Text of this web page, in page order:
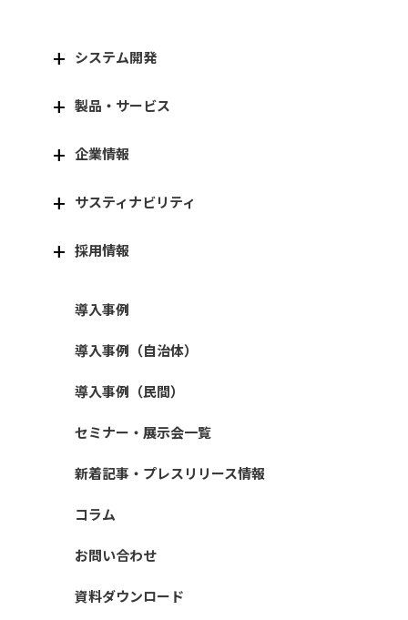
システム開発
製品・サービス
企業情報
サスティナビリティ
採用情報
導入事例
導入事例（自治体）
導入事例（民間）
セミナー・展示会一覧
新着記事・プレスリリース情報
コラム
お問い合わせ
資料ダウンロード